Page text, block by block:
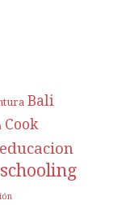
Bali
Cook
educacion